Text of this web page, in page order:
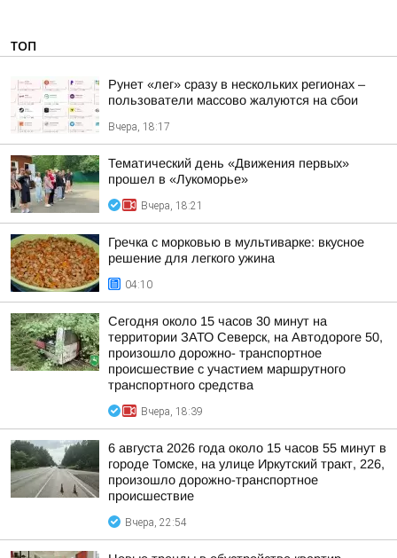
ТОП
Рунет «лег» сразу в нескольких регионах –
пользователи массово жалуются на сбои
Вчера, 18:17
Тематический день «Движения первых»
прошел в «Лукоморье»
Вчера, 18:21
Гречка с морковью в мультиварке: вкусное
решение для легкого ужина
04:10
Сегодня около 15 часов 30 минут на
территории ЗАТО Северск, на Автодороге 50,
произошло дорожно- транспортное
происшествие с участием маршрутного
транспортного средства
Вчера, 18:39
6 августа 2026 года около 15 часов 55 минут в
городе Томске, на улице Иркутский тракт, 226,
произошло дорожно-транспортное
происшествие
Вчера, 22:54